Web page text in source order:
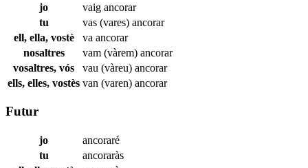
jo vaig ancorar
tu
vas (vares) ancorar
ell, ella, vostè
va ancorar
nosaltres
vam (vàrem) ancorar
vosaltres, vós
vau (vàreu) ancorar
ells, elles, vostès van (varen) ancorar
Futur
jo
ancoraré
tu
ancoraràs